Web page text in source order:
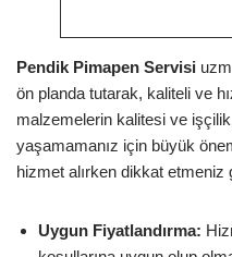
Pendik Pimapen Servisi
ön planda tutarak, kaliteli ve
malzemelerin kalitesi ve
yaşamamanız için büyük
hizmet alırken dikkat etmeniz
Uygun Fiyatlandırma: